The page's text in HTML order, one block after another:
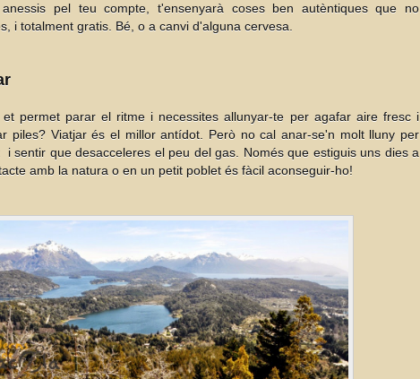
pel teu compte, t'ensenyarà coses ben autèntiques que no
i totalment gratis. Bé, o a canvi d'alguna cervesa.
permet parar el ritme i necessites allunyar-te per agafar aire fresc i
piles? Viatjar és el millor antídot. Però no cal anar-se'n molt lluny per
sentir que desacceleres el peu del gas. Només que estiguis uns dies a
amb la natura o en un petit poblet és fàcil aconseguir-ho!